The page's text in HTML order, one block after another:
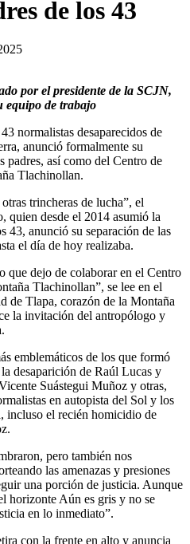
de los 43
por el presidente de la SCJN,
equipo de trabajo
normalistas desaparecidos de
anunció formalmente su
padres, así como del Centro de
Tlachinollan.
trincheras de lucha”, el
quien desde el 2014 asumió la
43, anunció su separación de las
el día de hoy realizaba.
que dejo de colaborar en el Centro
Tlachinollan”, se lee en el
de Tlapa, corazón de la Montaña
la invitación del antropólogo y
emblemáticos de los que formó
desaparición de Raúl Lucas y
Suástegui Muñoz y otras,
en autopista del Sol y los
incluso el recién homicidio de
pero también nos
las amenazas y presiones
una porción de justicia. Aunque
horizonte Aún es gris y no se
en lo inmediato”.
con la frente en alto y anuncia